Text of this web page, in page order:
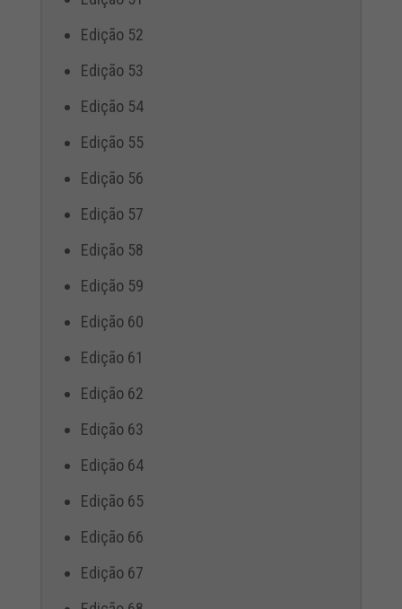
Edição 52
Edição 53
Edição 54
Edição 55
Edição 56
Edição 57
Edição 58
Edição 59
Edição 60
Edição 61
Edição 62
Edição 63
Edição 64
Edição 65
Edição 66
Edição 67